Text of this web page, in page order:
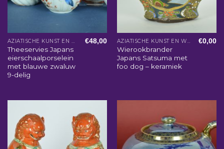
Theeservies Japans
eierschaalporselein
met blauwe zwaluw
9-delig
€48,00
Wierookbrander
Japans Satsuma met
foo dog – keramiek
€0,00